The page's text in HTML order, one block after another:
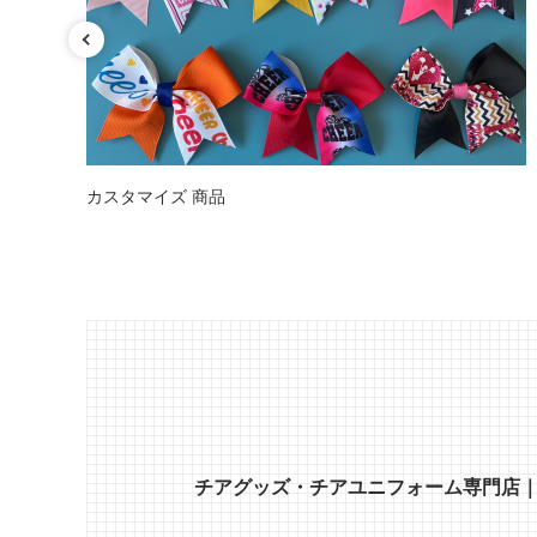
カスタマイズ 商品
チアグッズ・チアユニフォーム専門店